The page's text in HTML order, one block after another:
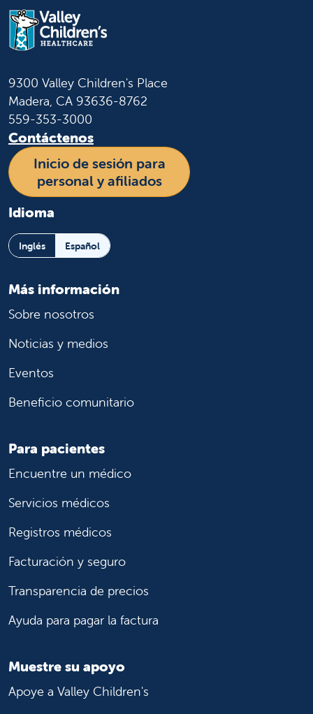
9300 Valley Children's Place
Madera, CA 93636-8762
559-353-3000
Contáctenos
Inicio de sesión para
personal y afiliados
Idioma
Inglés Español
Más información
Sobre nosotros
Noticias y medios
Eventos
Beneficio comunitario
Para pacientes
Encuentre un médico
Servicios médicos
Registros médicos
Facturación y seguro
Transparencia de precios
Ayuda para pagar la factura
Muestre su apoyo
Apoye a Valley Children's